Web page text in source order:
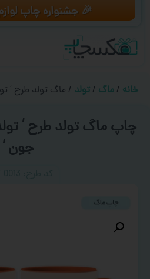
🎉 جشنواره چاپ
خانه / ماگ / تولد / ماگ تولد طرح ‘
چاپ ماگ تولد طرح ‘
جون ‘